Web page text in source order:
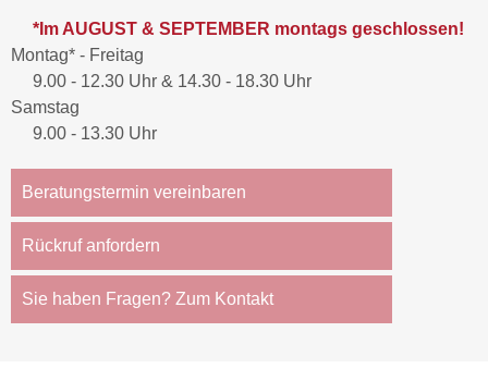
*Im AUGUST & SEPTEMBER montags geschlossen!
Montag* - Freitag
9.00 - 12.30 Uhr & 14.30 - 18.30 Uhr
Samstag
9.00 - 13.30 Uhr
Beratungstermin vereinbaren
Rückruf anfordern
Sie haben Fragen? Zum Kontakt